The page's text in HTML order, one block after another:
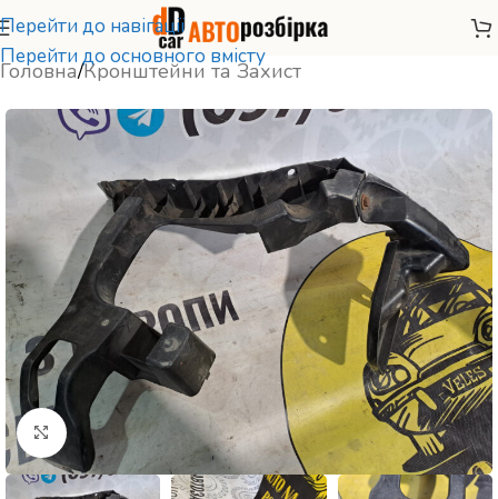
Перейти до навігації
Перейти до основного вмісту
Головна/Кронштейни та Захист
Натисніть, щоб збільшити